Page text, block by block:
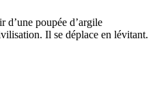
d’une poupée d’argile
Il se déplace en lévitant.